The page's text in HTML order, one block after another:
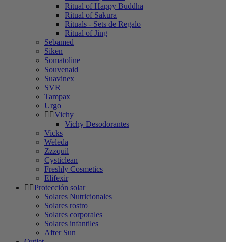
Ritual of Happy Buddha
Ritual of Sakura
Rituals - Sets de Regalo
Ritual of Jing
Sebamed
Siken
Somatoline
Souvenaid
Suavinex
SVR
Tampax
Urgo
Vichy
Vichy Desodorantes
Vicks
Weleda
Zzzquil
Cysticlean
Freshly Cosmetics
Elifexir
Protección solar
Solares Nutricionales
Solares rostro
Solares corporales
Solares infantiles
After Sun